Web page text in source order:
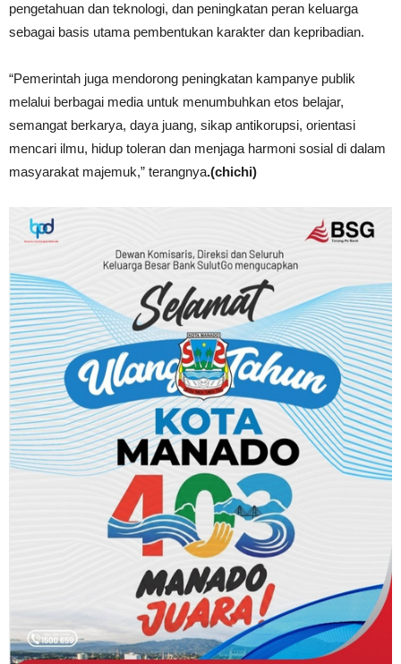
pengetahuan dan teknologi, dan peningkatan peran keluarga
sebagai basis utama pembentukan karakter dan kepribadian.
“Pemerintah juga mendorong peningkatan kampanye publik
melalui berbagai media untuk menumbuhkan etos belajar,
semangat berkarya, daya juang, sikap antikorupsi, orientasi
mencari ilmu, hidup toleran dan menjaga harmoni sosial di dalam
masyarakat majemuk,” terangnya.(chichi)